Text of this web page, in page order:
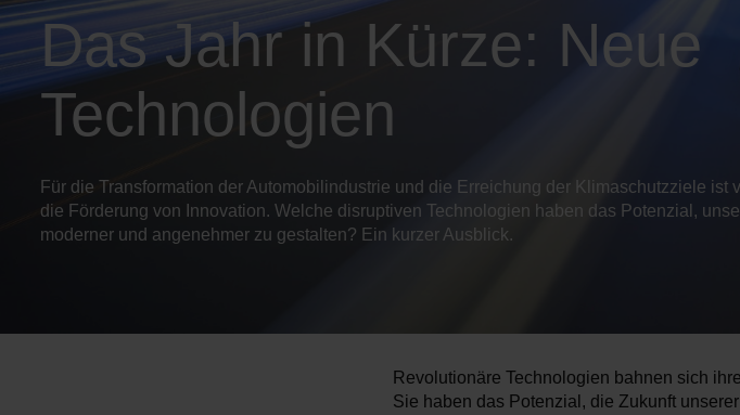
Das Jahr in Kürze: Neue
Technologien
Für die Transformation der Automobilindustrie und die Erreichung der Klimaschutzziele ist
die Förderung von Innovation. Welche disruptiven Technologien haben das Potenzial,
moderner und angenehmer zu gestalten? Ein kurzer Ausblick.
Revolutionäre Technologien bahnen sich
Sie haben das Potenzial, die Zukunft